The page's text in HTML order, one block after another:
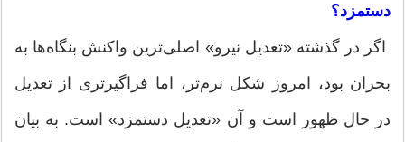
دستمزد؟
اگر در گذشته «تعدیل نیرو» اصلی‌ترین واکنش بنگاه‌ها به
بحران بود، امروز شکل نرم‌تر، اما فراگیرتری از تعدیل
در حال ظهور است و آن «تعدیل دستمزد» است. به بیان